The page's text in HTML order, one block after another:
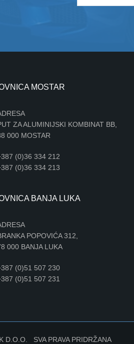
MOSTAR
ZA ALUMINIJSKI KOMBINAT BB,
000 MOSTAR
(0)36 334 212
(0)36 334 213
BANJA LUKA
POPOVIĆA 312,
000 BANJA LUKA
(0)51 507 230
(0)51 507 231
D.O.O. SVA PRAVA PRIDRŽANA